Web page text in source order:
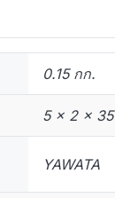
0.15 กก.
5 × 2 × 35
YAWATA